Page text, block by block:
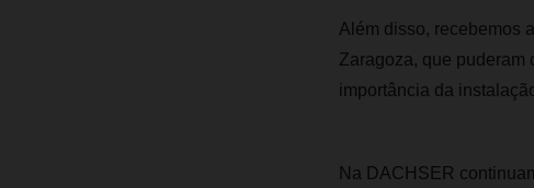
Além disso, recebemos
Zaragoza, que puderam
importância da
Na DACHSER